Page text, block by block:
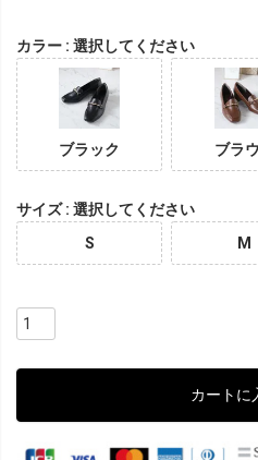
カラー 選択してください
ブラック ブラ
サイズ
選択してください
S
M
カートに